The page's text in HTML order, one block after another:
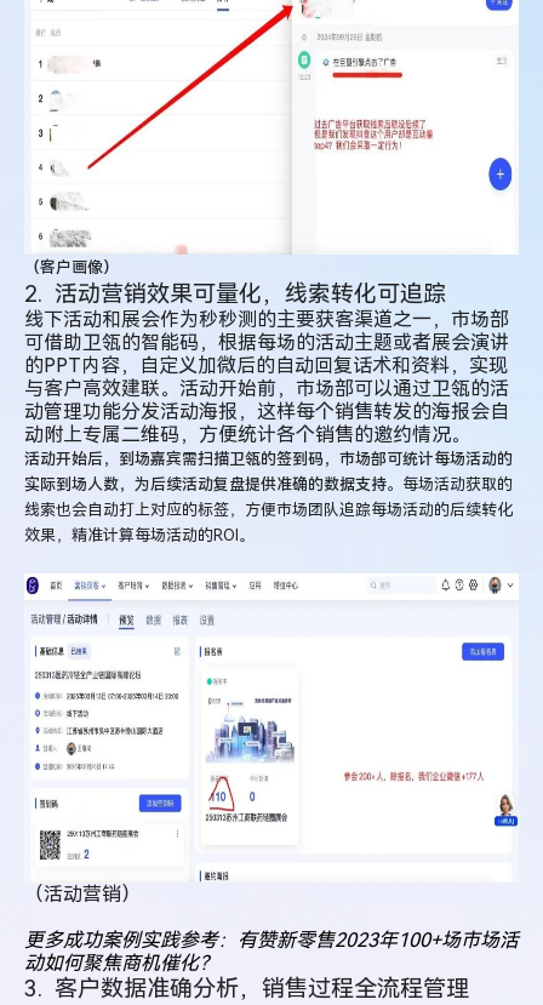
（客户画像）
2. 活动营销效果可量化，线索转化可追踪
线下活动和展会作为秒秒测的主要获客渠道之一，市场部
可借助卫瓴的智能码，根据每场的活动主题或者展会演讲
的PPT内容，自定义加微后的自动回复话术和资料，实现
与客户高效建联。 活动开始前，市场部可以通过卫瓴的活
动管理功能分发活动海报，这样每个销售转发的海报会自
动附上专属二维码，方便统计各个销售的邀约情况。
活动开始后，到场嘉宾需扫描卫瓴的签到码，市场部可统计每场活动的
实际到场人数，为后续活动复盘提供准确的数据支持。 每场活动获取的
线索也会自动打上对应的标签，方便市场团队追踪每场活动的后续转化
效果，精准计算每场活动的ROI。
（活动营销）
更多成功案例实践参考：有赞新零售2023年100+场市场活
动如何聚焦商机催化？
3. 客户数据准确分析，销售过程全流程管理